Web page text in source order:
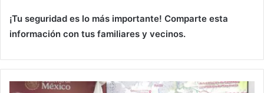
¡Tu seguridad es lo más importante! Comparte esta
información con tus familiares y vecinos.